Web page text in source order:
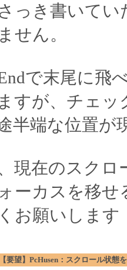
っき書いて
せん。
で末尾に
すが、チェ
半端な位置が
現在のスクロ
ーカスを移
お願いします
要望】PcHusen：スクロール状態